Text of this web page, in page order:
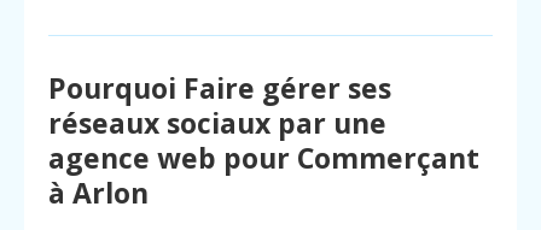
Pourquoi Faire gérer ses
réseaux sociaux par une
agence web pour Commerçant
à Arlon